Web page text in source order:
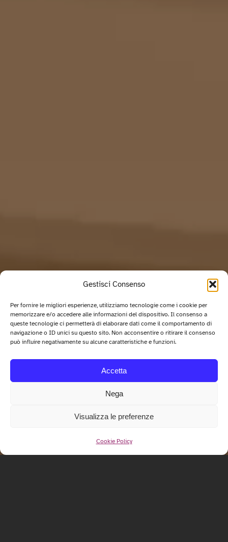
Gestisci Consenso
Per fornire le migliori esperienze, utilizziamo tecnologie come i cookie per
memorizzare e/o accedere alle informazioni del dispositivo. Il consenso a
queste tecnologie ci permetterà di elaborare dati come il comportamento di
navigazione o ID unici su questo sito. Non acconsentire o ritirare il consenso
può influire negativamente su alcune caratteristiche e funzioni.
Accetta
Nega
Visualizza le preferenze
Cookie Policy